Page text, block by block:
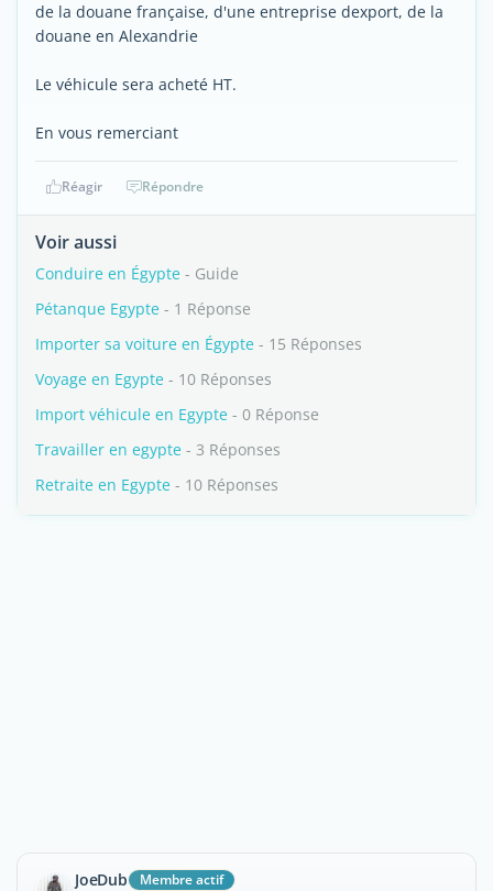
de la douane française, d'une entreprise dexport, de la
douane en Alexandrie
Le véhicule sera acheté HT.
En vous remerciant
Réagir Répondre
Voir aussi
Conduire en Égypte - Guide
Pétanque Egypte - 1 Réponse
Importer sa voiture en Égypte - 15 Réponses
Voyage en Egypte - 10 Réponses
Import véhicule en Egypte - 0 Réponse
Travailler en egypte - 3 Réponses
Retraite en Egypte - 10 Réponses
JoeDub Membre actif